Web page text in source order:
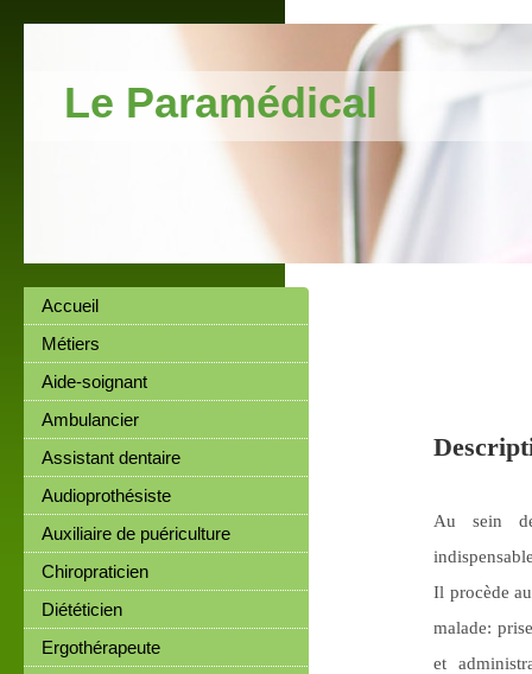
Le Paramédical
Au sein
Il procède
malade:
et
Accueil
Métiers
Aide-soignant
Ambulancier
Assistant dentaire
Audioprothésiste
Auxiliaire de puériculture
Chiropraticien
Diététicien
Ergothérapeute